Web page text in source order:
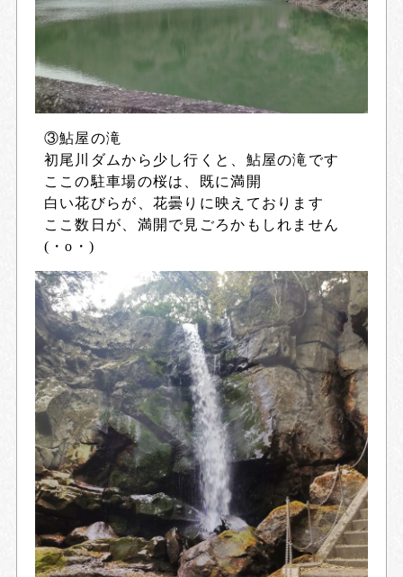
③鮎屋の滝
初尾川ダムから少し行くと、鮎屋の滝です
ここの駐車場の桜は、既に満開
白い花びらが、花曇りに映えております
ここ数日が、満開で見ごろかもしれません
(・o・)